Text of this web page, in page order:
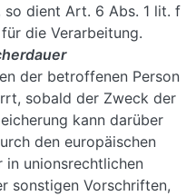
so dient Art. 6 Abs. 1 lit. f
die Verarbeitung.
der betroffenen Person
sobald der Zweck der
kann darüber
den europäischen
in unionsrechtlichen
sonstigen Vorschriften,